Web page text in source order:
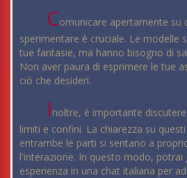
Comunicare apertamente su
sperimentare è cruciale. Le modelle
tue fantasie, ma hanno bisogno di
Non aver paura di esprimere le tue
ciò che desideri.
Inoltre, è importante
limiti e confini. La chiarezza su
entrambe le parti si sentano a
l'interazione. In questo modo, potrai
esperienza in una chat italiana per